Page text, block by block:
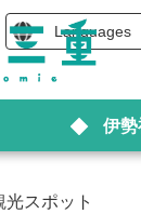
Languages
伊
光スポット